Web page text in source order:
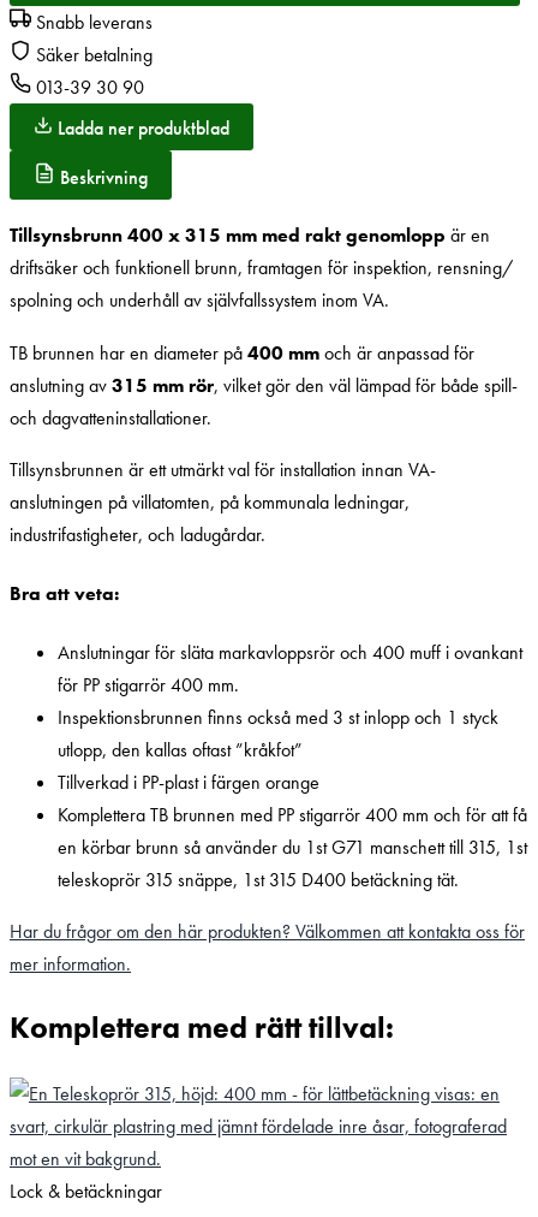
Snabb leverans
Säker betalning
013-39 30 90
Ladda ner produktblad
Beskrivning
Tillsynsbrunn 400 x 315 mm med rakt genomlopp är en
driftsäker och funktionell brunn, framtagen för inspektion, rensning/
spolning och underhåll av självfallssystem inom VA.
TB brunnen har en diameter på400 mmoch är anpassad för
anslutning av315 mm rör, vilket gör den väl lämpad för både spill-
och dagvatteninstallationer.
Tillsynsbrunnen är ett utmärkt val för installation innan VA-
anslutningen på villatomten, på kommunala ledningar,
industrifastigheter, och ladugårdar.
Bra att veta:
Anslutningar för släta markavloppsrör och 400 muff i ovankant
för PP stigarrör 400 mm.
Inspektionsbrunnen finns också med 3 st inlopp och 1 styck
utlopp, den kallas oftast ”kråkfot”
Tillverkad i PP-plast i färgen orange
Komplettera TB brunnen med PP stigarrör 400 mm och för att få
en körbar brunn så använder du 1st G71 manschett till 315, 1st
teleskoprör 315 snäppe, 1st 315 D400 betäckning tät.
Har du frågor om den här produkten? Välkommen att kontakta oss för
mer information.
Komplettera med rätt tillval:
Lock & betäckningar